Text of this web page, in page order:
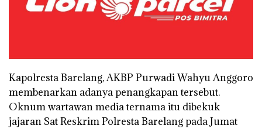
Kapolresta Barelang, AKBP Purwadi Wahyu Anggoro
membenarkan adanya penangkapan tersebut.
Oknum wartawan media ternama itu dibekuk
jajaran Sat Reskrim Polresta Barelang pada Jumat